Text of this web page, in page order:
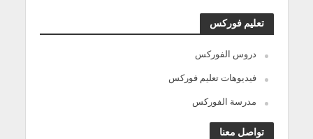
تعليم فوركس
دروس الفوركس
فيديوهات تعليم فوركس
مدرسة الفوركس
تواصل معنا